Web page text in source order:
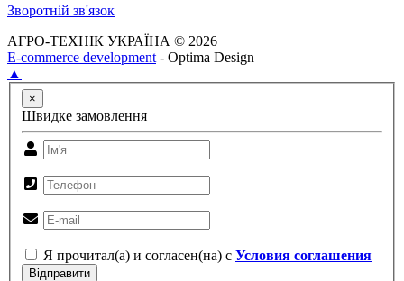
Зворотній зв'язок
АГРО-ТЕХНІК УКРАЇНА © 2026
E-commerce development - Optima Design
▲
×
Швидке замовлення
Я прочитал(а) и согласен(на) с Условия соглашения
Відправити